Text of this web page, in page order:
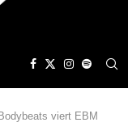
viert EBM